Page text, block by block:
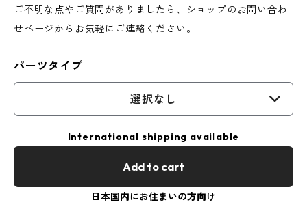
ご不明な点やご質問がありましたら、ショップのお問い合わ
せページからお気軽にご連絡ください。
パーツタイプ
選択なし
International shipping available
Add to cart
日本国内にお住まいの方向け